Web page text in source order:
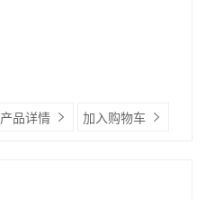
产品详情 加入购物车